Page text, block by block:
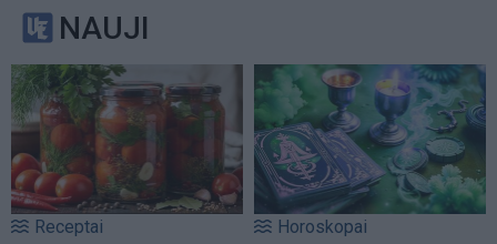
NAUJI
Receptai Horoskopai